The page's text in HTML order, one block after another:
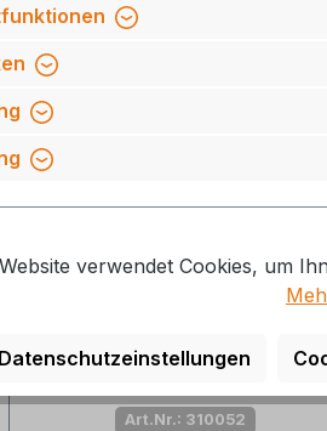
Bluecraft Bedienteilplatte
4200 Turbo
Art.Nr.: 310052
verwendet Cookies, um
Datenschutzeinstellungen